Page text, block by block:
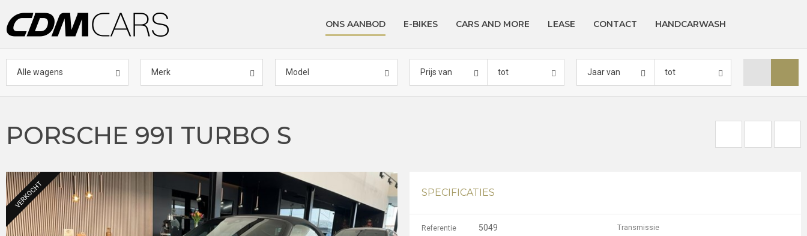
ONS AANBOD E-BIKES CARS AND MORE LEASE CONTACT HANDCARWASH
Alle wagens Merk Model Prijs van tot Jaar van tot
PORSCHE 991 TURBO S
VERKOCHT SPECIFICATIES
Referentie 5049 Transmissie